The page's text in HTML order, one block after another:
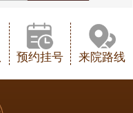
预约挂号 来院路线